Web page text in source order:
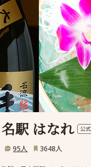
駅 はなれ 公式
95人 3648人